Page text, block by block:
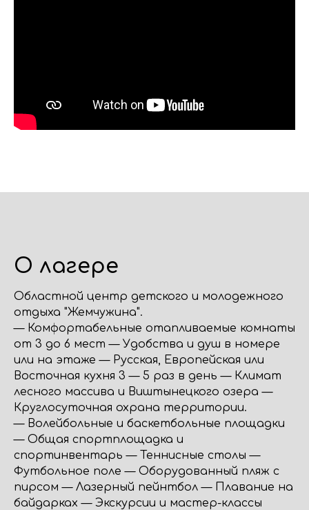
О лагере
Областной центр детского и молодежного
отдыха "Жемчужина".
— Комфортабельные отапливаемые комнаты
от 3 до 6 мест — Удобства и душ в номере
или на этаже — Русская, Европейская или
Восточная кухня 3 — 5 раз в день — Климат
лесного массива и Виштынецкого озера —
Круглосуточная охрана территории.
— Волейбольные и баскетбольные площадки
— Общая спортплощадка и
спортинвентарь — Теннисные столы —
Футбольное поле — Оборудованный пляж с
пирсом — Лазерный пейнтбол — Плавание на
байдарках — Экскурсии и мастер-классы